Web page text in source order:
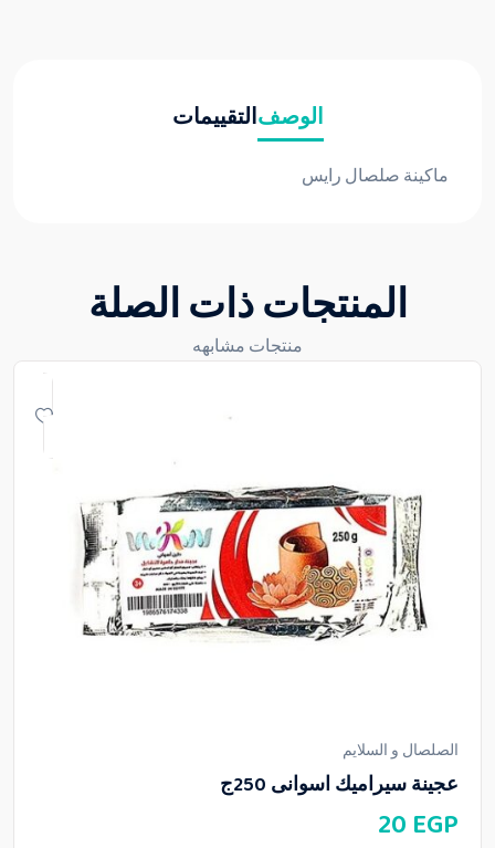
الوصفالتقييمات
ماكينة صلصال رايس
المنتجات ذات الصلة
منتجات مشابهه
الصلصال و السلايم
عجينة سيراميك اسوانى 250ج
20 EGP